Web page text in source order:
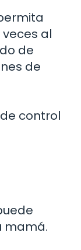
al
de
de
control
mamá.